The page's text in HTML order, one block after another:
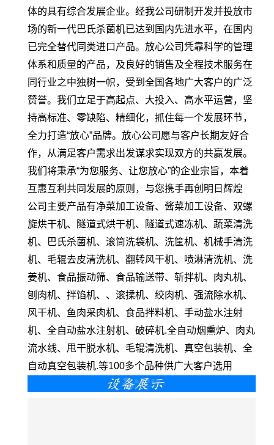
体的具有综合发展企业。经我公司研制开发并投放市
场的新一代巴氏杀菌机已达到国内先进水平，在国内
已完全替代同类进口产品。放心公司凭靠科学的管理
体系和质量的产品，及良好的销售及全程技术服务在
同行业之中独树一帜，受到全国各地广大客户的广泛
赞誉。我们立足于高起点、大投入、高水平运营，坚
持高标准、零缺陷、精细化，抓住每一个发展环节，
全力打造“放心”品牌。放心公司愿与客户长期友好合
作，从满足客户需求出发谋求实现双方的共赢发展。
我们将秉承“为您服务、让您放心”的企业宗旨，本着
互惠互利共同发展的原则，与您携手再创明日辉煌
公司主要产品有净菜加工设备、酱菜加工设备、双螺
旋烘干机、隧道式烘干机、隧道式速冻机、蔬菜清洗
机、巴氏杀菌机、滚筒洗袋机、洗筐机、机械手清洗
机、毛辊去皮清洗机、翻转风干机、喷淋清洗机、洗
姜机、食品振动筛、食品输送带、斩拌机、肉丸机、
刨肉机、拌馅机、、滚揉机、绞肉机、强流除水机、
风干机、鱼肉采肉机、食品拌料机、手动盐水注射
机、全自动盐水注射机、破碎机.全自动烟熏炉、肉丸
流水线、甩干脱水机、毛辊清洗机、真空包装机、全
自动真空包装机.等100多个品种供广大客户选用